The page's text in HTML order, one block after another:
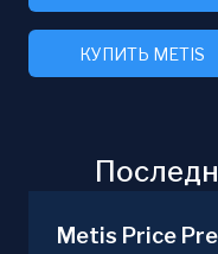
КУПИТЬ METIS
Metis Price